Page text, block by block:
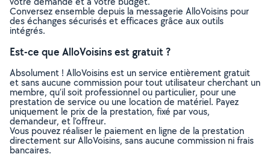
Conversez ensemble depuis la messagerie AlloVoisins pour
des échanges sécurisés et efficaces grâce aux outils
intégrés.
Est-ce que AlloVoisins est gratuit ?
Absolument ! AlloVoisins est un service entièrement gratuit
et sans aucune commission pour tout utilisateur cherchant un
membre, qu’il soit professionnel ou particulier, pour une
prestation de service ou une location de matériel. Payez
uniquement le prix de la prestation, fixé par vous,
demandeur, et l’offreur.
Vous pouvez réaliser le paiement en ligne de la prestation
directement sur AlloVoisins, sans aucune commission ni frais
bancaires.